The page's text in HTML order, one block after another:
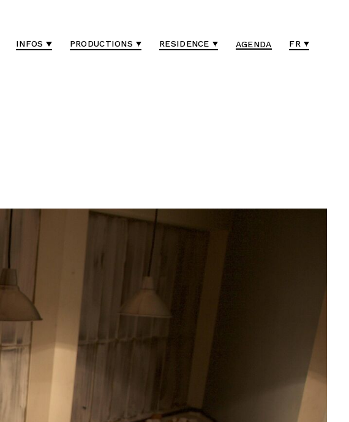
INFOS PRODUCTIONS RESIDENCE AGENDA FR